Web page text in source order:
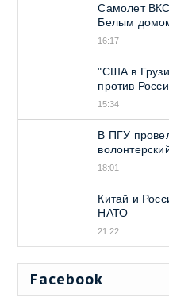
Самолет
Белым
16:17
"США в
против
15:34
В ПГУ
18:01
Китай и
НАТО
21:22
Facebook